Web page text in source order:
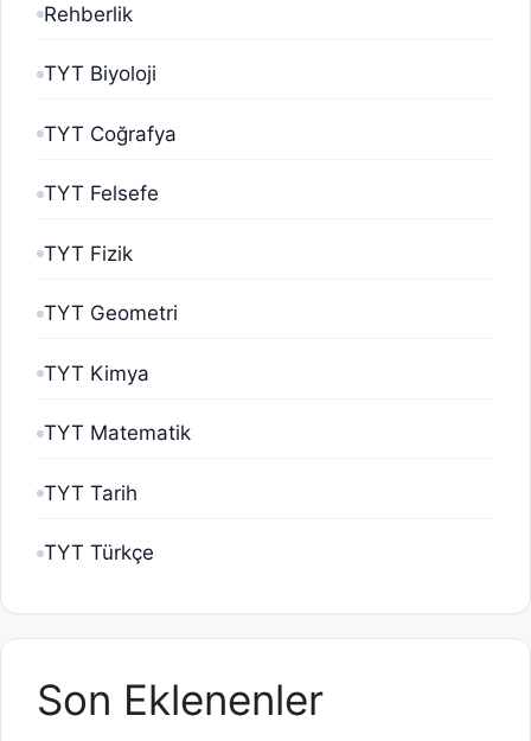
Rehberlik
TYT Biyoloji
TYT Coğrafya
TYT Felsefe
TYT Fizik
TYT Geometri
TYT Kimya
TYT Matematik
TYT Tarih
TYT Türkçe
Son Eklenenler